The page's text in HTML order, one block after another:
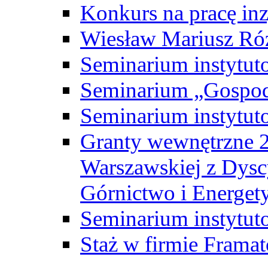
Konkurs na pracę
Wiesław Mariusz
Seminarium
Seminarium
Seminarium
Granty wewnętrzne
Warszawskiej z
Górnictwo i
Seminarium
Staż w firmie